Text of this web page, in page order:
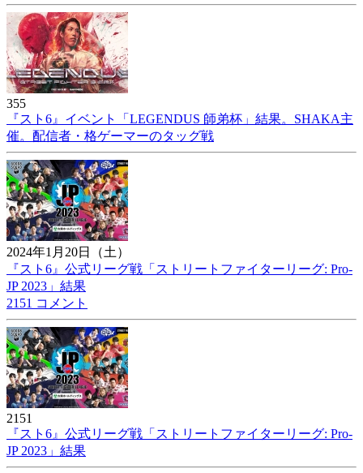
355
『スト6』イベント「LEGENDUS 師弟杯」結果。SHAKA主
催。配信者・格ゲーマーのタッグ戦
2024年1月20日（土）
『スト6』公式リーグ戦「ストリートファイターリーグ: Pro-
JP 2023」結果
2151 コメント
2151
『スト6』公式リーグ戦「ストリートファイターリーグ: Pro-
JP 2023」結果